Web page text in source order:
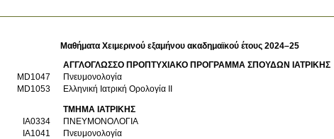
Μαθήματα Χειμερινού εξαμήνου ακαδημαϊκού έτους 2024–25
ΑΓΓΛΟΓΛΩΣΣΟ ΠΡΟΠΤΥΧΙΑΚΟ ΠΡΟΓΡΑΜΜΑ ΣΠΟΥΔΩΝ ΙΑΤΡΙΚΗΣ
MD1047
Πνευμονολογία
MD1053
Ελληνική Ιατρική Ορολογία II
ΤΜΗΜΑ ΙΑΤΡΙΚΗΣ
ΙΑ0334
ΠΝΕΥΜΟΝΟΛΟΓΙΑ
ΙΑ1041
Πνευμονολογία